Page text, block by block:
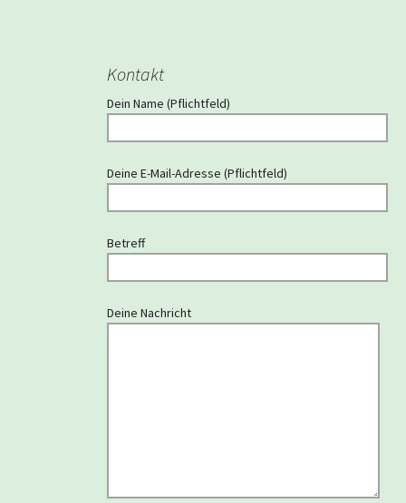
Kontakt
Dein Name (Pflichtfeld)
Deine E-Mail-Adresse (Pflichtfeld)
Betreff
Deine Nachricht